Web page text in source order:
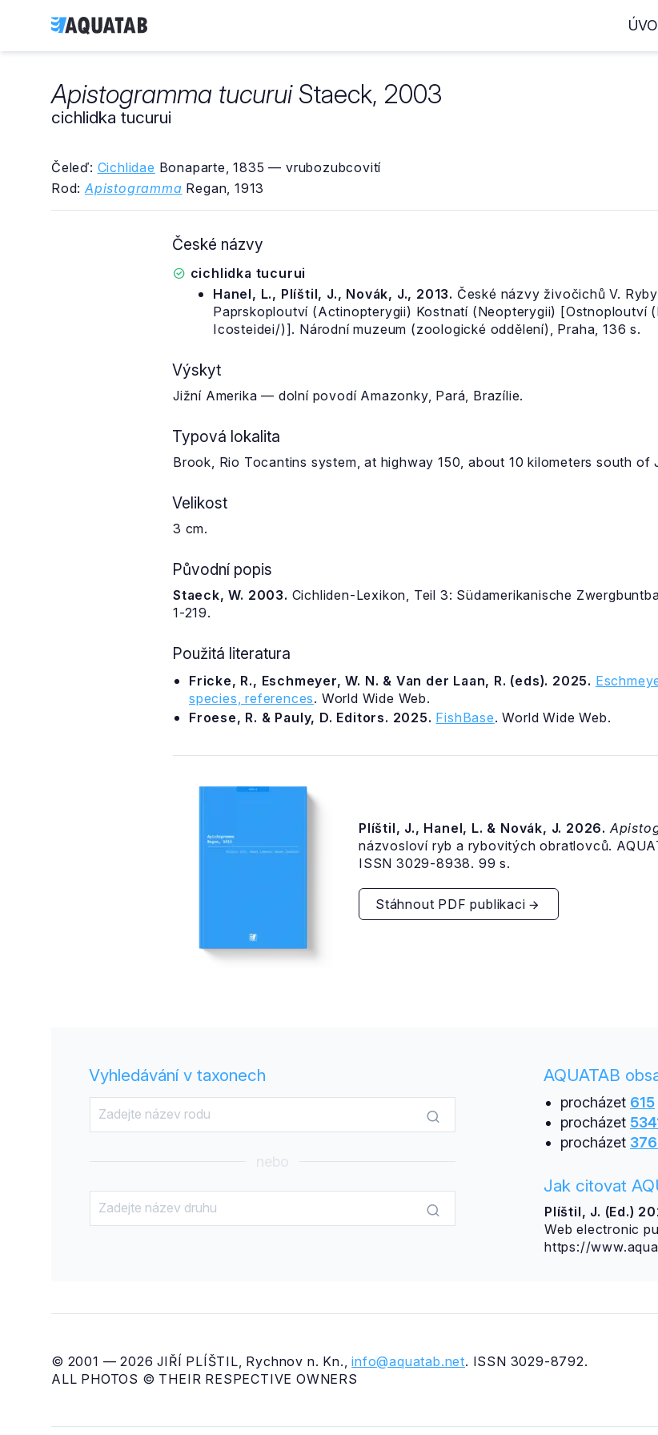
Apistogramma tucuruiStaeck, 2003
cichlidka tucurui
Čeleď: Cichlidae Bonaparte, 1835 — vrubozubcovití
Rod: Apistogramma Regan, 1913
České názvy
cichlidka tucurui
Hanel, L., Plíštil, J., Novák, J., 2013. České názvy živočichů V.
Paprskoploutví (Actinopterygii) Kostnatí (Neopterygii) [Ostnoploutví
Icosteidei/)]. Národní muzeum (zoologické oddělení), Praha, 136 s.
Výskyt
Jižní Amerika — dolní povodí Amazonky, Pará, Brazílie.
Typová lokalita
Brook, Rio Tocantins system, at highway 150, about 10 kilometers south of
Velikost
3 cm.
Původní popis
Staeck, W. 2003. Cichliden-Lexikon, Teil 3: Südamerikanische
1-219.
Použitá literatura
Fricke, R., Eschmeyer, W. N. & Van der Laan, R. (eds). 2025.
species, references. World Wide Web.
Froese, R. & Pauly, D. Editors. 2025. FishBase. World Wide Web.
Plíštil, J., Hanel, L. & Novák, J. 2026.
názvosloví ryb a rybovitých obratlovců.
ISSN 3029-8938. 99 s.
Stáhnout PDF publikaci
Vyhledávání v taxonech
nebo
AQUATAB
procházet 615
procházet
procházet
Jak citovat
Plíštil, J. (Ed.)
Web electronic
https://
© 2001 — 2026 JIŘÍ PLÍŠTIL, Rychnov n. Kn.,info@aquatab.net. ISSN 3029-8792.
ALL PHOTOS © THEIR RESPECTIVE OWNERS